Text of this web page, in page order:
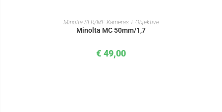
IN DEN WARENKORB
Minolta SLR/MF Kameras + Objektive
Minolta MC 50mm/1,7
€ 49,00